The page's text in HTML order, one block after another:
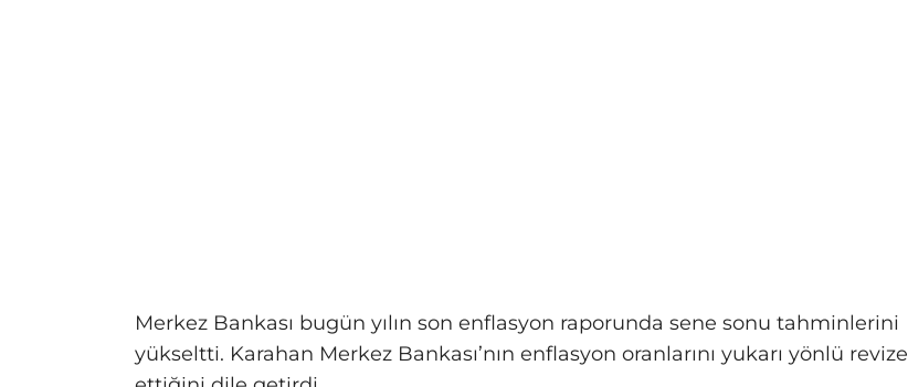
Merkez Bankası bugün yılın son enflasyon raporunda sene sonu tahminlerini
yükseltti. Karahan Merkez Bankası’nın enflasyon oranlarını yukarı yönlü revize